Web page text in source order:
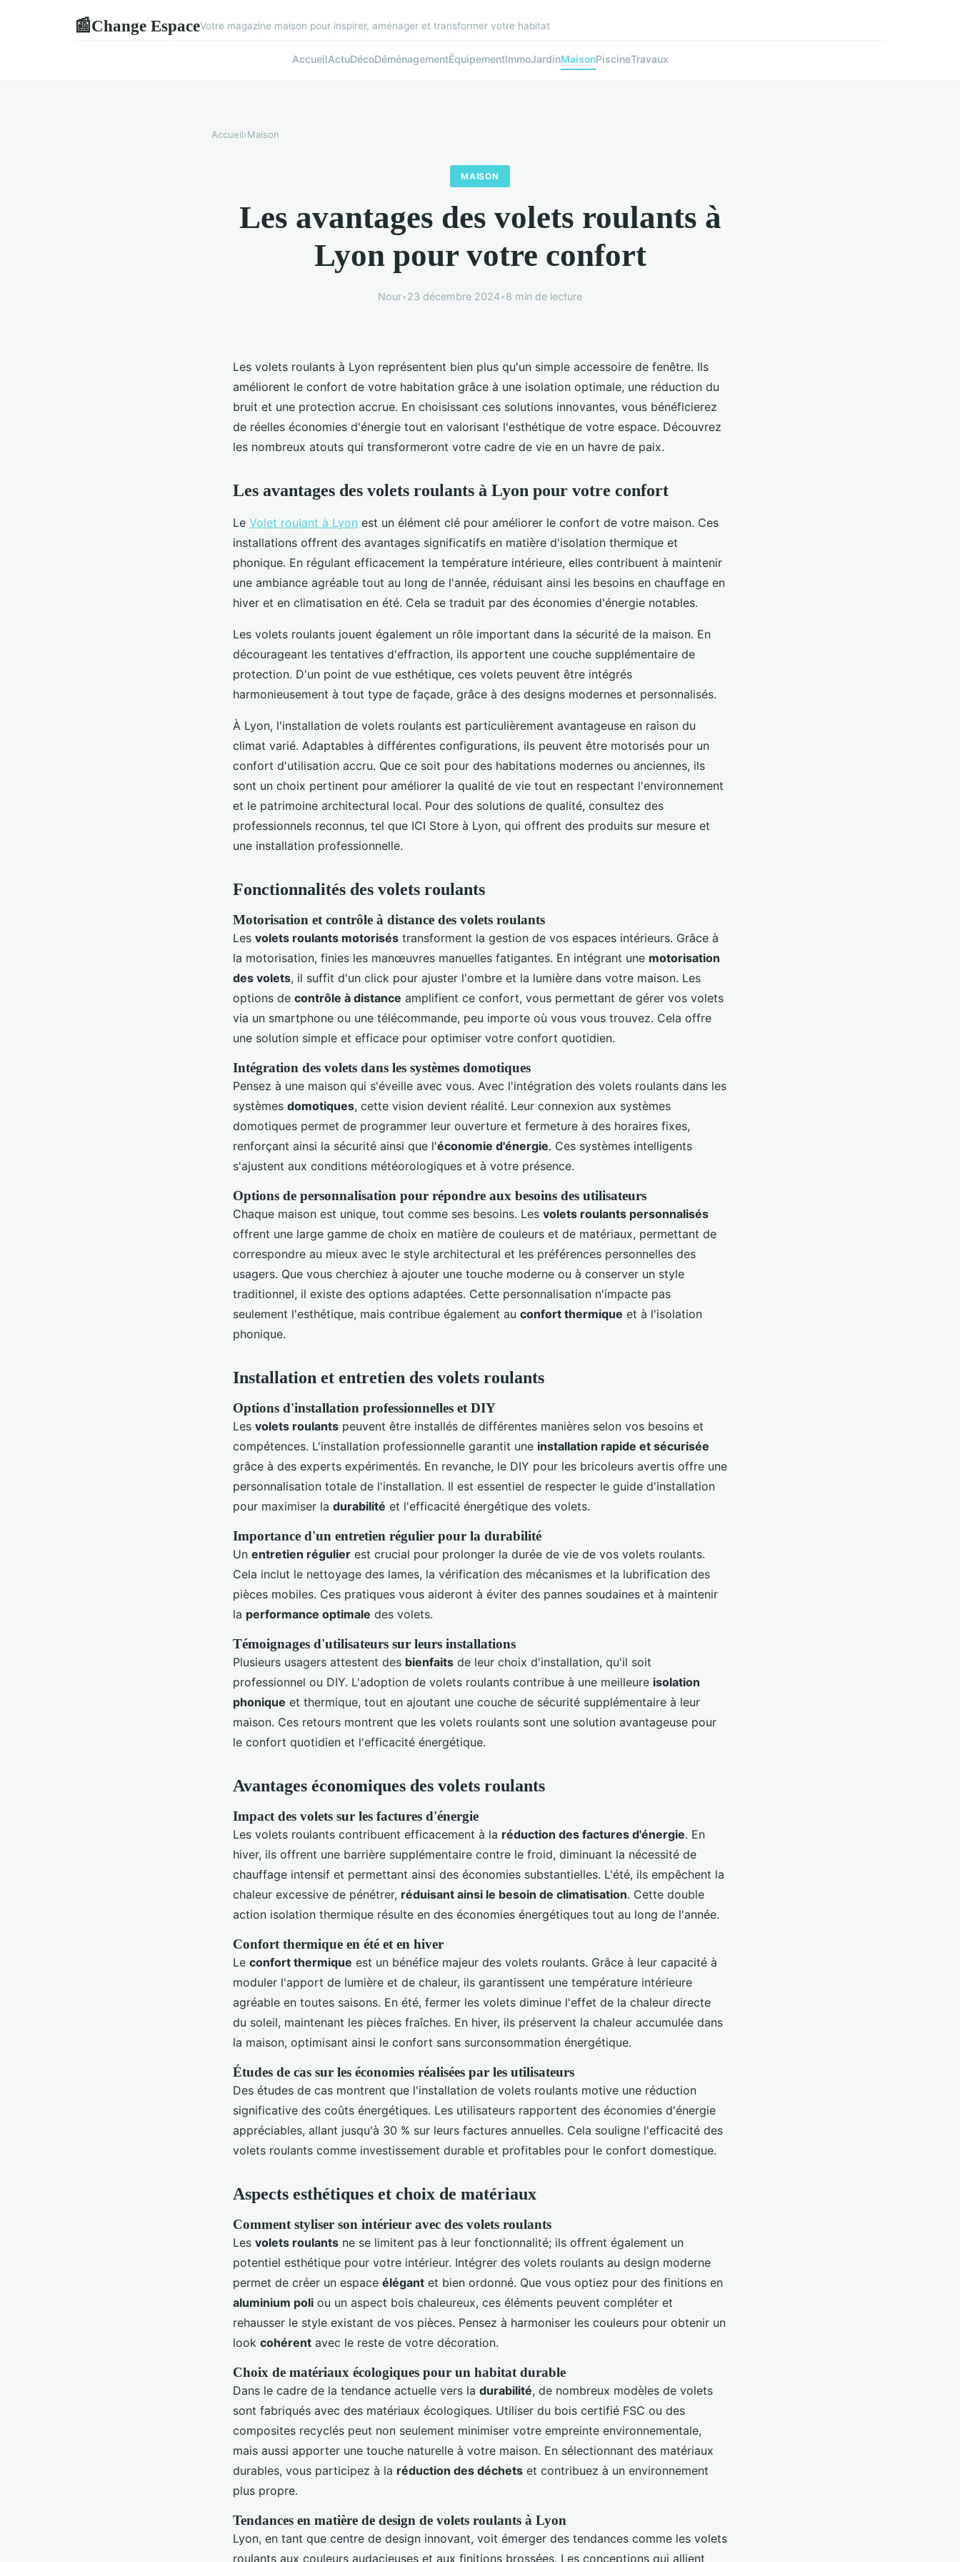
📰Change EspaceVotre magazine maison pour inspirer, aménager et transformer votre habitat
AccueilActuDécoDéménagementÉquipementImmoJardinMaisonPiscineTravaux
Accueil›Maison
MAISON
Les avantages des volets roulants à
Lyon pour votre confort
Nour•23 décembre 2024•8 min de lecture
Les volets roulants à Lyon représentent bien plus qu'un simple accessoire de fenêtre. Ils
améliorent le confort de votre habitation grâce à une isolation optimale, une réduction du
bruit et une protection accrue. En choisissant ces solutions innovantes, vous bénéficierez
de réelles économies d'énergie tout en valorisant l'esthétique de votre espace. Découvrez
les nombreux atouts qui transformeront votre cadre de vie en un havre de paix.
Les avantages des volets roulants à Lyon pour votre confort
Le Volet roulant à Lyon est un élément clé pour améliorer le confort de votre maison. Ces
installations offrent des avantages significatifs en matière d'isolation thermique et
phonique. En régulant efficacement la température intérieure, elles contribuent à maintenir
une ambiance agréable tout au long de l'année, réduisant ainsi les besoins en chauffage en
hiver et en climatisation en été. Cela se traduit par des économies d'énergie notables.
Les volets roulants jouent également un rôle important dans la sécurité de la maison. En
décourageant les tentatives d'effraction, ils apportent une couche supplémentaire de
protection. D'un point de vue esthétique, ces volets peuvent être intégrés
harmonieusement à tout type de façade, grâce à des designs modernes et personnalisés.
À Lyon, l'installation de volets roulants est particulièrement avantageuse en raison du
climat varié. Adaptables à différentes configurations, ils peuvent être motorisés pour un
confort d'utilisation accru. Que ce soit pour des habitations modernes ou anciennes, ils
sont un choix pertinent pour améliorer la qualité de vie tout en respectant l'environnement
et le patrimoine architectural local. Pour des solutions de qualité, consultez des
professionnels reconnus, tel que ICI Store à Lyon, qui offrent des produits sur mesure et
une installation professionnelle.
Fonctionnalités des volets roulants
Motorisation et contrôle à distance des volets roulants
Les volets roulants motorisés transforment la gestion de vos espaces intérieurs. Grâce à
la motorisation, finies les manœuvres manuelles fatigantes. En intégrant une motorisation
des volets, il suffit d'un click pour ajuster l'ombre et la lumière dans votre maison. Les
options de contrôle à distance amplifient ce confort, vous permettant de gérer vos volets
via un smartphone ou une télécommande, peu importe où vous vous trouvez. Cela offre
une solution simple et efficace pour optimiser votre confort quotidien.
Intégration des volets dans les systèmes domotiques
Pensez à une maison qui s'éveille avec vous. Avec l'intégration des volets roulants dans les
systèmes domotiques, cette vision devient réalité. Leur connexion aux systèmes
domotiques permet de programmer leur ouverture et fermeture à des horaires fixes,
renforçant ainsi la sécurité ainsi que l'économie d'énergie. Ces systèmes intelligents
s'ajustent aux conditions météorologiques et à votre présence.
Options de personnalisation pour répondre aux besoins des utilisateurs
Chaque maison est unique, tout comme ses besoins. Les volets roulants personnalisés
offrent une large gamme de choix en matière de couleurs et de matériaux, permettant de
correspondre au mieux avec le style architectural et les préférences personnelles des
usagers. Que vous cherchiez à ajouter une touche moderne ou à conserver un style
traditionnel, il existe des options adaptées. Cette personnalisation n'impacte pas
seulement l'esthétique, mais contribue également au confort thermique et à l'isolation
phonique.
Installation et entretien des volets roulants
Options d'installation professionnelles et DIY
Les volets roulants peuvent être installés de différentes manières selon vos besoins et
compétences. L'installation professionnelle garantit une installation rapide et sécurisée
grâce à des experts expérimentés. En revanche, le DIY pour les bricoleurs avertis offre une
personnalisation totale de l'installation. Il est essentiel de respecter le guide d'installation
pour maximiser la durabilité et l'efficacité énergétique des volets.
Importance d'un entretien régulier pour la durabilité
Un entretien régulier est crucial pour prolonger la durée de vie de vos volets roulants.
Cela inclut le nettoyage des lames, la vérification des mécanismes et la lubrification des
pièces mobiles. Ces pratiques vous aideront à éviter des pannes soudaines et à maintenir
la performance optimale des volets.
Témoignages d'utilisateurs sur leurs installations
Plusieurs usagers attestent des bienfaits de leur choix d'installation, qu'il soit
professionnel ou DIY. L'adoption de volets roulants contribue à une meilleure isolation
phonique et thermique, tout en ajoutant une couche de sécurité supplémentaire à leur
maison. Ces retours montrent que les volets roulants sont une solution avantageuse pour
le confort quotidien et l'efficacité énergétique.
Avantages économiques des volets roulants
Impact des volets sur les factures d'énergie
Les volets roulants contribuent efficacement à la réduction des factures d'énergie. En
hiver, ils offrent une barrière supplémentaire contre le froid, diminuant la nécessité de
chauffage intensif et permettant ainsi des économies substantielles. L'été, ils empêchent la
chaleur excessive de pénétrer, réduisant ainsi le besoin de climatisation. Cette double
action isolation thermique résulte en des économies énergétiques tout au long de l'année.
Confort thermique en été et en hiver
Le confort thermique est un bénéfice majeur des volets roulants. Grâce à leur capacité à
moduler l'apport de lumière et de chaleur, ils garantissent une température intérieure
agréable en toutes saisons. En été, fermer les volets diminue l'effet de la chaleur directe
du soleil, maintenant les pièces fraîches. En hiver, ils préservent la chaleur accumulée dans
la maison, optimisant ainsi le confort sans surconsommation énergétique.
Études de cas sur les économies réalisées par les utilisateurs
Des études de cas montrent que l'installation de volets roulants motive une réduction
significative des coûts énergétiques. Les utilisateurs rapportent des économies d'énergie
appréciables, allant jusqu'à 30 % sur leurs factures annuelles. Cela souligne l'efficacité des
volets roulants comme investissement durable et profitables pour le confort domestique.
Aspects esthétiques et choix de matériaux
Comment styliser son intérieur avec des volets roulants
Les volets roulants ne se limitent pas à leur fonctionnalité; ils offrent également un
potentiel esthétique pour votre intérieur. Intégrer des volets roulants au design moderne
permet de créer un espace élégant et bien ordonné. Que vous optiez pour des finitions en
aluminium poli ou un aspect bois chaleureux, ces éléments peuvent compléter et
rehausser le style existant de vos pièces. Pensez à harmoniser les couleurs pour obtenir un
look cohérent avec le reste de votre décoration.
Choix de matériaux écologiques pour un habitat durable
Dans le cadre de la tendance actuelle vers la durabilité, de nombreux modèles de volets
sont fabriqués avec des matériaux écologiques. Utiliser du bois certifié FSC ou des
composites recyclés peut non seulement minimiser votre empreinte environnementale,
mais aussi apporter une touche naturelle à votre maison. En sélectionnant des matériaux
durables, vous participez à la réduction des déchets et contribuez à un environnement
plus propre.
Tendances en matière de design de volets roulants à Lyon
Lyon, en tant que centre de design innovant, voit émerger des tendances comme les volets
roulants aux couleurs audacieuses et aux finitions brossées. Les conceptions qui allient